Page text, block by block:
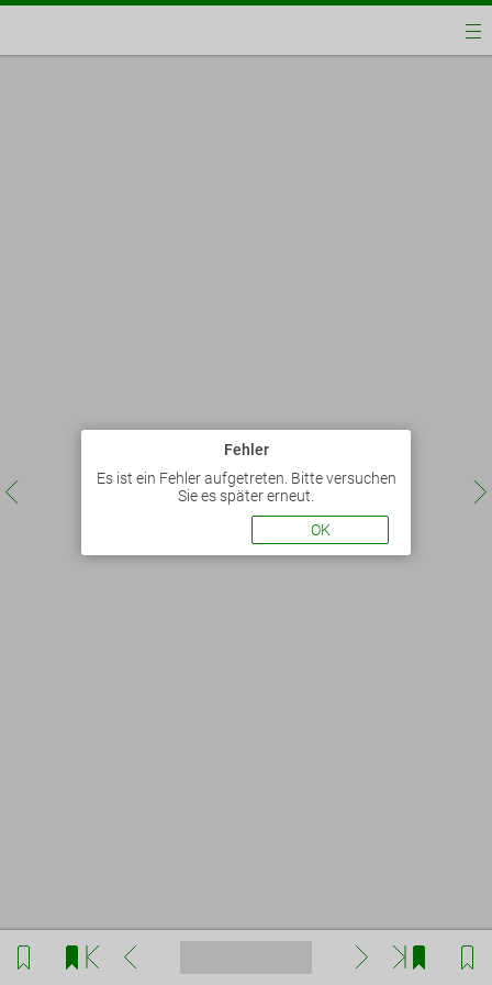
Fehler
Es ist ein Fehler aufgetreten. Bitte versuchen
Sie es später erneut.
OK